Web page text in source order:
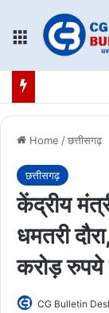
Menu
Home /छत्तीसगढ़
छत्तीसगढ़
केंद्रीय
धमतरी
करोड़ रुपये
CG Bulletin